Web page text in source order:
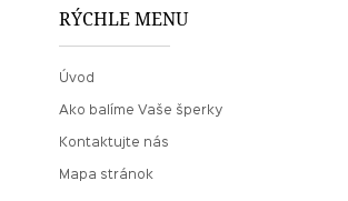
RÝCHLE MENU
Úvod
Ako balíme Vaše šperky
Kontaktujte nás
Mapa stránok